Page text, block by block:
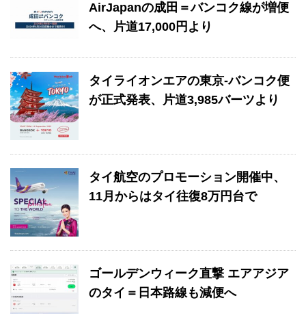
AirJapanの成田＝バンコク線が増便
へ、片道17,000円より
タイライオンエアの東京-バンコク便
が正式発表、片道3,985バーツより
タイ航空のプロモーション開催中、
11月からはタイ往復8万円台で
ゴールデンウィーク直撃 エアアジア
のタイ＝日本路線も減便へ